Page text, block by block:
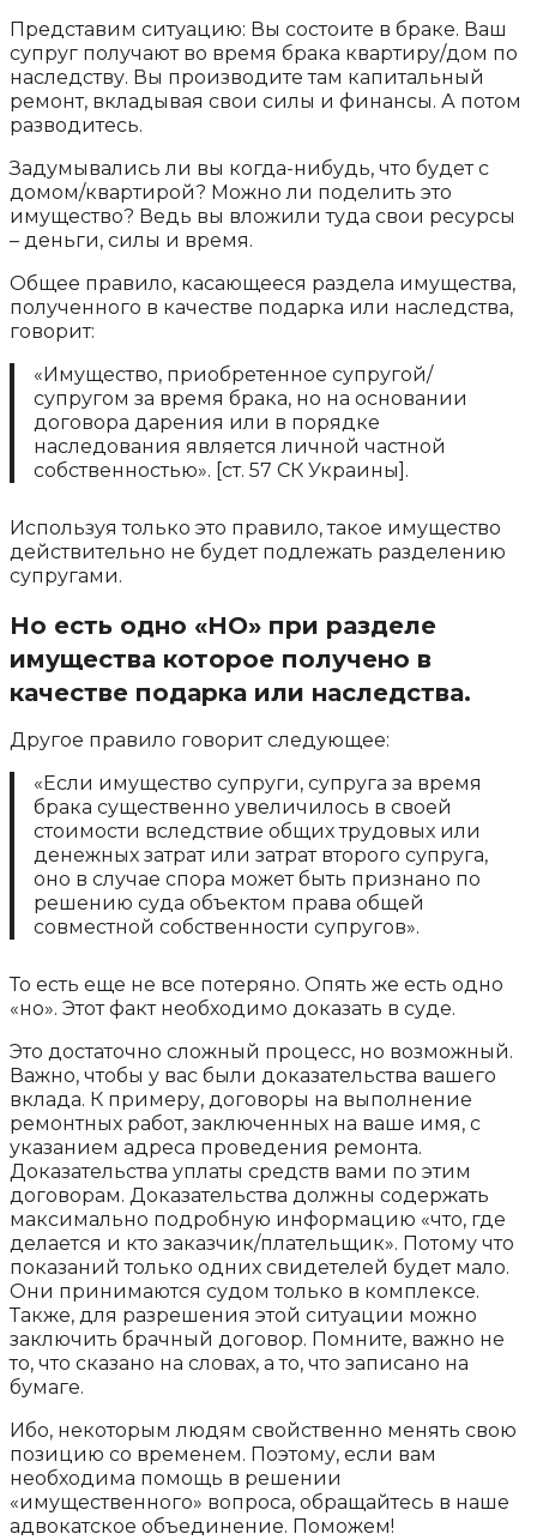
Представим ситуацию: Вы состоите в браке. Ваш
супруг получают во время брака квартиру/дом по
наследству. Вы производите там капитальный
ремонт, вкладывая свои силы и финансы. А потом
разводитесь.
Задумывались ли вы когда-нибудь, что будет с
домом/квартирой? Можно ли поделить это
имущество? Ведь вы вложили туда свои ресурсы
– деньги, силы и время.
Общее правило, касающееся раздела имущества,
полученного в качестве подарка или наследства,
говорит:
«Имущество, приобретенное супругой/
супругом за время брака, но на основании
договора дарения или в порядке
наследования является личной частной
собственностью». [ст. 57 СК Украины].
Используя только это правило, такое имущество
действительно не будет подлежать разделению
супругами.
Но есть одно «НО» при разделе
имущества которое получено в
качестве подарка или наследства.
Другое правило говорит следующее:
«Если имущество супруги, супруга за время
брака существенно увеличилось в своей
стоимости вследствие общих трудовых или
денежных затрат или затрат второго супруга,
оно в случае спора может быть признано по
решению суда объектом права общей
совместной собственности супругов».
То есть еще не все потеряно. Опять же есть одно
«но». Этот факт необходимо доказать в суде.
Это достаточно сложный процесс, но возможный.
Важно, чтобы у вас были доказательства вашего
вклада. К примеру, договоры на выполнение
ремонтных работ, заключенных на ваше имя, с
указанием адреса проведения ремонта.
Доказательства уплаты средств вами по этим
договорам. Доказательства должны содержать
максимально подробную информацию «что, где
делается и кто заказчик/плательщик». Потому что
показаний только одних свидетелей будет мало.
Они принимаются судом только в комплексе.
Также, для разрешения этой ситуации можно
заключить брачный договор. Помните, важно не
то, что сказано на словах, а то, что записано на
бумаге.
Ибо, некоторым людям свойственно менять свою
позицию со временем. Поэтому, если вам
необходима помощь в решении
«имущественного» вопроса, обращайтесь в наше
адвокатское объединение. Поможем!